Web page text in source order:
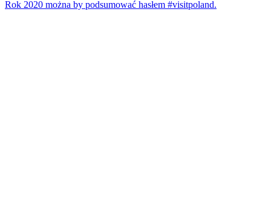
Rok 2020 można by podsumować hasłem #visitpoland.